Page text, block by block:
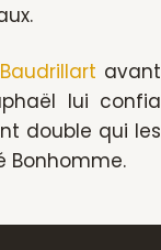
Baudrillart avant
lui confia
double qui les
Bonhomme.